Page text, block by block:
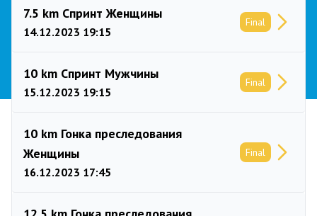
7.5 km Спринт Женщины
14.12.2023 19:15
Final
10 km Спринт Мужчины
15.12.2023 19:15
Final
10 km Гонка преследования
Женщины
16.12.2023 17:45
Final